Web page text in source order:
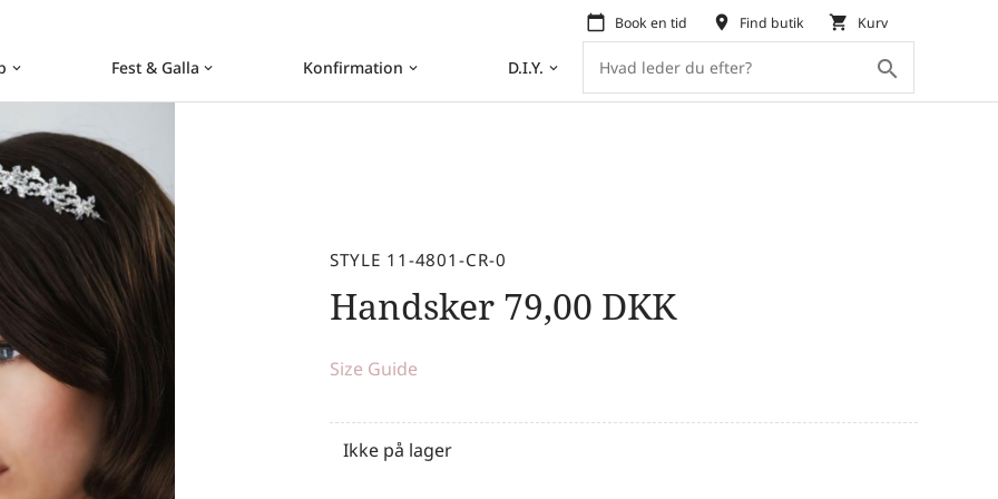
keyboard_arrow_down Fest & Galla keyboard_arrow_down Konfirmation keyboard_arrow_down D.I.Y. keyboard_arrow_down search
calendar_today Book en tid place Find butik shopping_cart Kurv
STYLE 11-4801-CR-0
Handsker 79,00 DKK
Size Guide
Ikke på lager